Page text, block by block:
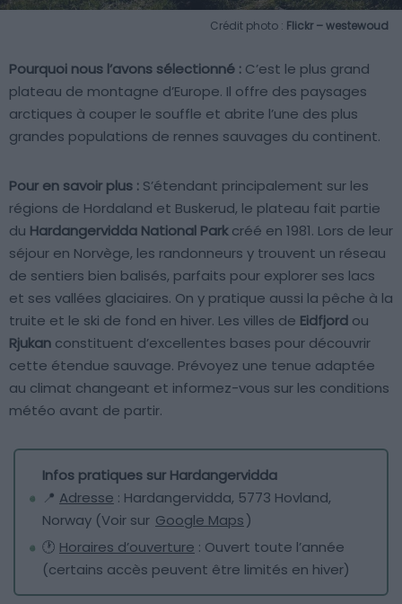
Crédit photo : Flickr – westewoud
Pourquoi nous l’avons sélectionné : C’est le plus grand
plateau de montagne d’Europe. Il offre des paysages
arctiques à couper le souffle et abrite l’une des plus
grandes populations de rennes sauvages du continent.
Pour en savoir plus : S’étendant principalement sur les
régions de Hordaland et Buskerud, le plateau fait partie
du Hardangervidda National Parkcréé en 1981. Lors de leur
séjour en Norvège, les randonneurs y trouvent un réseau
de sentiers bien balisés, parfaits pour explorer ses lacs
et ses vallées glaciaires. On y pratique aussi la pêche à la
truite et le ski de fond en hiver. Les villes de Eidfjord ou
Rjukan constituent d’excellentes bases pour découvrir
cette étendue sauvage. Prévoyez une tenue adaptée
au climat changeant et informez-vous sur les conditions
météo avant de partir.
Infos pratiques sur Hardangervidda
📍 Adresse : Hardangervidda, 5773 Hovland,
Norway (Voir sur Google Maps)
🕐 Horaires d’ouverture : Ouvert toute l’année
(certains accès peuvent être limités en hiver)